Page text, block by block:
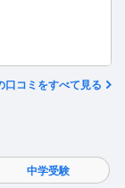
口コミをすべて見る
中学受験